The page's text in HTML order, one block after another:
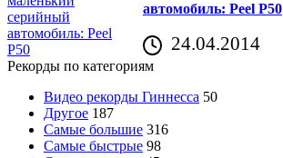
автомобиль: Peel P50
24.04.2014
Рекорды по категориям
Видео рекорды Гиннесса 50
Другое 187
Самые большие 316
Самые быстрые 98